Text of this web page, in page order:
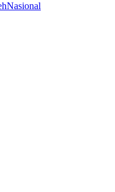
Nasional